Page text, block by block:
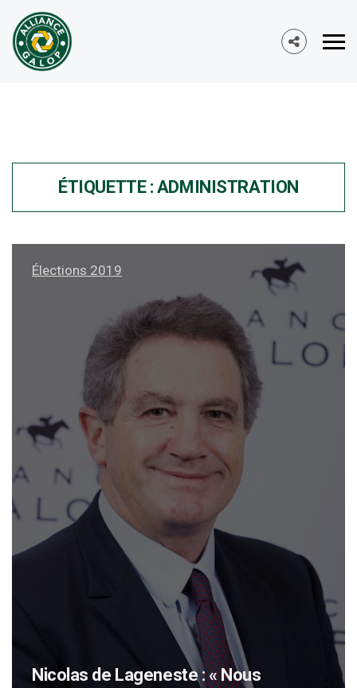
ÉTIQUETTE : ADMINISTRATION
Élections 2019
Nicolas de Lageneste : « Nous